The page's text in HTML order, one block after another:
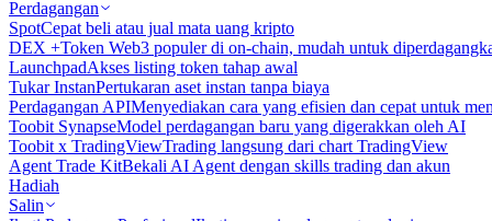
Perdagangan
SpotCepat beli atau jual mata uang kripto
DEX +Token Web3 populer di on-chain, mudah untuk
LaunchpadAkses listing token tahap awal
Tukar InstanPertukaran aset instan tanpa biaya
Perdagangan APIMenyediakan cara yang efisien dan cepat untuk
Toobit SynapseModel perdagangan baru yang digerakkan oleh AI
Toobit x TradingViewTrading langsung dari chart TradingView
Agent Trade KitBekali AI Agent dengan skills trading dan akun
Hadiah
Salin